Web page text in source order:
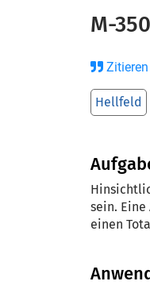
M-
Zitieren
Hellfeld
sein.
einen